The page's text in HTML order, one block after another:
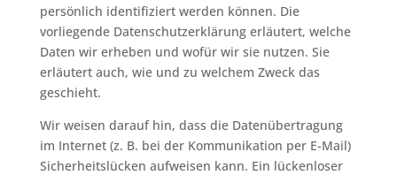
persönlich identifiziert werden können. Die
vorliegende Datenschutzerklärung erläutert, welche
Daten wir erheben und wofür wir sie nutzen. Sie
erläutert auch, wie und zu welchem Zweck das
geschieht.
Wir weisen darauf hin, dass die Datenübertragung
im Internet (z. B. bei der Kommunikation per E-Mail)
Sicherheitslücken aufweisen kann. Ein lückenloser